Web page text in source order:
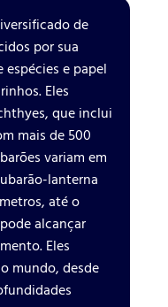
de
por sua
e papel
Eles
que inclui
mais de 500
variam em
lanterna
até o
alcançar
Eles
mundo, desde